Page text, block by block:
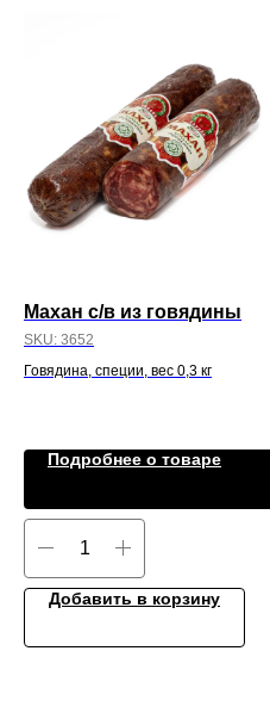
Махан с/в из говядины
SKU: 3652
Говядина, специи, вес 0,3 кг
Подробнее о товаре
Добавить в корзину